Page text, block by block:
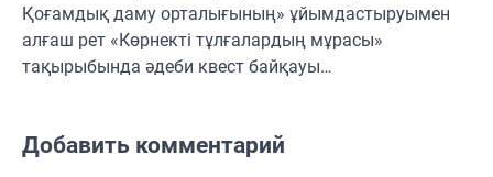
Қоғамдық даму орталығының» ұйымдастыруымен
алғаш рет «Көрнекті тұлғалардың мұрасы»
тақырыбында әдеби квест байқауы…
Добавить комментарий